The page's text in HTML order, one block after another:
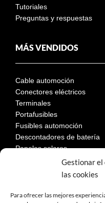
Gestionar el
las cookies
Para ofrecer las mejores
Tutoriales
Preguntas y respuestas
MÁS VENDIDOS
Cable automoción
Conectores eléctricos
Terminales
Portafusibles
Fusibles automoción
Descontadores de batería
Paneles solares